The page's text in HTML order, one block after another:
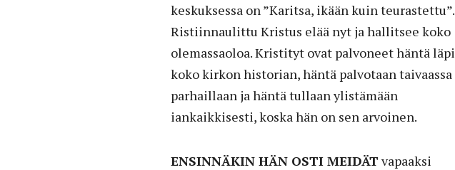
keskuksessa on ”Karitsa, ikään kuin teurastettu”.
Ristiinnaulittu Kristus elää nyt ja hallitsee koko
olemassaoloa. Kristityt ovat palvoneet häntä läpi
koko kirkon historian, häntä palvotaan taivaassa
parhaillaan ja häntä tullaan ylistämään
iankaikkisesti, koska hän on sen arvoinen.
ENSINNÄKIN HÄN OSTI MEIDÄT vapaaksi